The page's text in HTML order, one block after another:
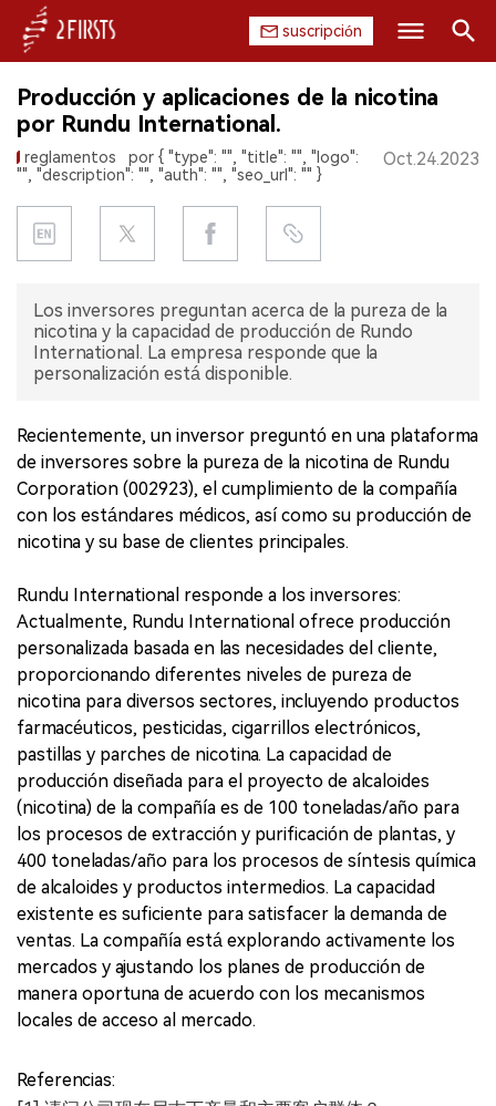
suscripción
INICIO
EMPRESA
PRODUCTO
CHINA
DATOS
EXPOSICIÓN
ENTREVISTA
Buscar
Producción y aplicaciones de la nicotina
por Rundu International.
reglamentos
por { "type": "", "title": "", "logo":
"", "description": "", "auth": "", "seo_url": "" }
Oct.24.2023
Los inversores preguntan acerca de la pureza de la
nicotina y la capacidad de producción de Rundo
International. La empresa responde que la
personalización está disponible.
Recientemente, un inversor preguntó en una plataforma
de inversores sobre la pureza de la nicotina de Rundu
Corporation (002923), el cumplimiento de la compañía
con los estándares médicos, así como su producción de
nicotina y su base de clientes principales.
Rundu International responde a los inversores:
Actualmente, Rundu International ofrece producción
personalizada basada en las necesidades del cliente,
proporcionando diferentes niveles de pureza de
nicotina para diversos sectores, incluyendo productos
farmacéuticos, pesticidas, cigarrillos electrónicos,
pastillas y parches de nicotina. La capacidad de
producción diseñada para el proyecto de alcaloides
(nicotina) de la compañía es de 100 toneladas/año para
los procesos de extracción y purificación de plantas, y
400 toneladas/año para los procesos de síntesis química
de alcaloides y productos intermedios. La capacidad
existente es suficiente para satisfacer la demanda de
ventas. La compañía está explorando activamente los
mercados y ajustando los planes de producción de
manera oportuna de acuerdo con los mecanismos
locales de acceso al mercado.
Referencias: